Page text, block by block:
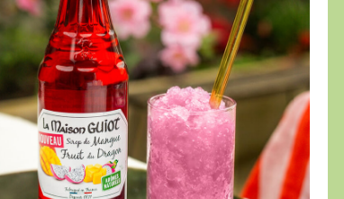
Dragon